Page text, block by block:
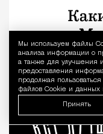
Мы используем файлы
анализа информации о
а также для улучшения
предоставления
продолжая
файлов Cookie и данных
Принять